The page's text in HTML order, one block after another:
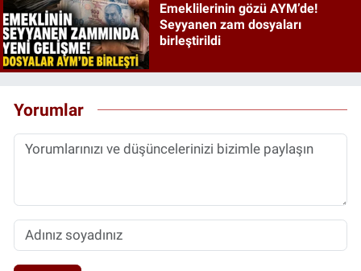
Emeklilerinin gözü AYM’de!
Seyyanen zam dosyaları
birleştirildi
Yorumlar